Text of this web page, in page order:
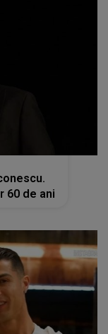
60 de ani